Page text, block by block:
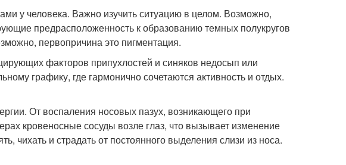
у человека. Важно изучить ситуацию в целом. Возможно,
предрасположенность к образованию темных полукругов
первопричина это пигментация.
факторов припухлостей и синяков недосып или
графику, где гармонично сочетаются активность и отдых.
От воспаления носовых пазух, возникающего при
кровеносные сосуды возле глаз, что вызывает изменение
чихать и страдать от постоянного выделения слизи из носа.